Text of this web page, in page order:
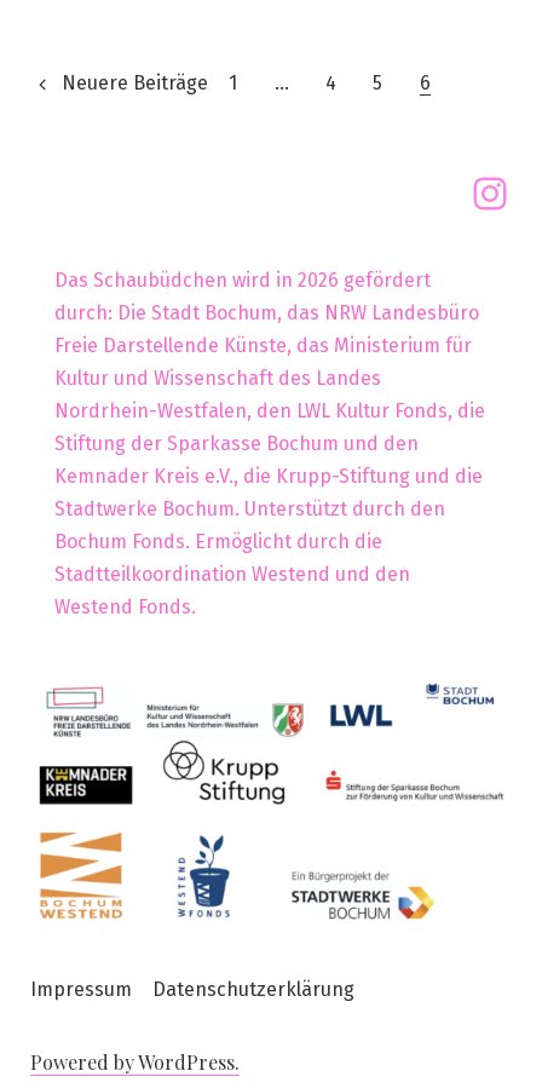
Neuere Beiträge 1 … 4 5 6
Das Schaubüdchen wird in 2026 gefördert
durch: Die Stadt Bochum, das NRW Landesbüro
Freie Darstellende Künste, das Ministerium für
Kultur und Wissenschaft des Landes
Nordrhein-Westfalen, den LWL Kultur Fonds, die
Stiftung der Sparkasse Bochum und den
Kemnader Kreis e.V., die Krupp-Stiftung und die
Stadtwerke Bochum. Unterstützt durch den
Bochum Fonds. Ermöglicht durch die
Stadtteilkoordination Westend und den
Westend Fonds.
Impressum Datenschutzerklärung
Powered by WordPress.